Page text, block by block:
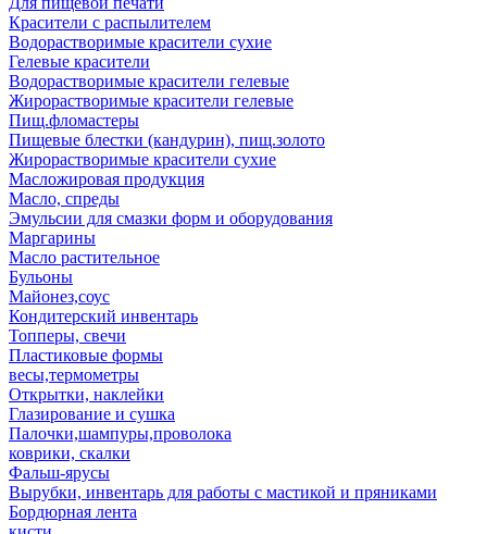
Красители с распылителем
Водорастворимые красители сухие
Гелевые красители
Водорастворимые красители гелевые
Жирорастворимые красители гелевые
Пищ.фломастеры
Пищевые блестки (кандурин), пищ.золото
Жирорастворимые красители сухие
Масложировая продукция
Масло, спреды
Эмульсии для смазки форм и оборудования
Маргарины
Масло растительное
Бульоны
Майонез,соус
Кондитерский инвентарь
Топперы, свечи
Пластиковые формы
весы,термометры
Открытки, наклейки
Глазирование и сушка
Палочки,шампуры,проволока
коврики, скалки
Фальш-ярусы
Вырубки, инвентарь для работы с мастикой и пряниками
Бордюрная лента